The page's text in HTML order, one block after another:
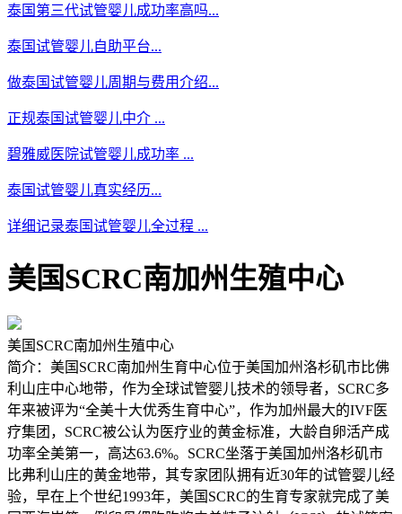
泰国第三代试管婴儿成功率高吗...
泰国试管婴儿自助平台...
做泰国试管婴儿周期与费用介绍...
正规泰国试管婴儿中介 ...
碧雅威医院试管婴儿成功率 ...
泰国试管婴儿真实经历...
详细记录泰国试管婴儿全过程 ...
美国SCRC南加州生殖中心
美国SCRC南加州生殖中心
简介：美国SCRC南加州生育中心位于美国加州洛杉矶市比佛
利山庄中心地带，作为全球试管婴儿技术的领导者，SCRC多
年来被评为“全美十大优秀生育中心”，作为加州最大的IVF医
疗集团，SCRC被公认为医疗业的黄金标准，大龄自卵活产成
功率全美第一，高达63.6%。SCRC坐落于美国加州洛杉矶市
比弗利山庄的黄金地带，其专家团队拥有近30年的试管婴儿经
验，早在上个世纪1993年，美国SCRC的生育专家就完成了美